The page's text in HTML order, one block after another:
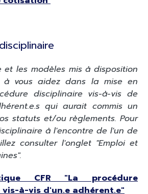
les modèles mis à disposition
à vous aidez dans la mise en
disciplinaire vis-à-vis de
qui aurait commis un
statuts et/ou règlements. Pour
à l'encontre de l'un de
consulter l'onglet "Emploi et
CFR "La procédure
à-vis d'un.e adhérent.e"